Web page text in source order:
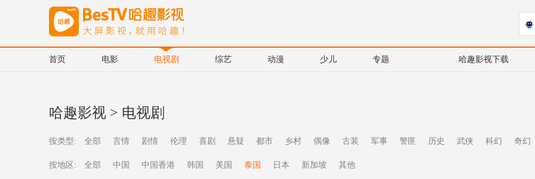
首页 电影 电视剧 综艺 动漫 少儿 专题 哈趣影视下载
哈趣影视 > 电视剧
按类型: 全部 言情 剧情 伦理 喜剧 悬疑 都市 乡村 偶像 古装 军事 警匪 历史 武侠 科幻 奇幻
按地区: 全部 中国 中国香港 韩国 美国 泰国 日本 新加坡 其他